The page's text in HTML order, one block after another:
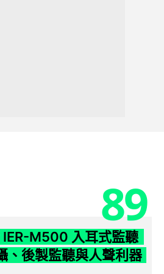
89
IER-M500 入耳式監聽
、後製監聽與人聲利器